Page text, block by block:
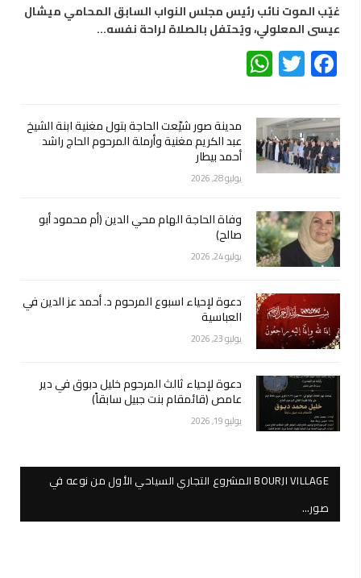
غيّب الموت نائب رئيس مجلس النواب السابق المحامي ميشال
عيسى المعلولي، ويُحتفل بالصلاة لراحة نفسه…
Facebook
Twitter
مدينة صور شيّعت الحاجة بتول مغنية ابنة الشيخ
عبد الكريم مغنية وأرملة المرحوم الحاج راشد
أحمد بيطار
يوليو 28, 2026
وفاة الحاجة الهام محي الدين (أم محمود أبو
صالح)
يوليو 24, 2026
دعوة لإحياء اسبوع المرحوم د. أحمد عز الدين في
العباسية
يوليو 23, 2026
دعوة لإحياء ثالث المرحوم خليل دبوق في دير
عامص (قائمقام بنت جبيل سابقاً)
يوليو 19, 2026
BOURJI VILLAGE المشروع التجاري السياحي الأول من نوعه في
صور…